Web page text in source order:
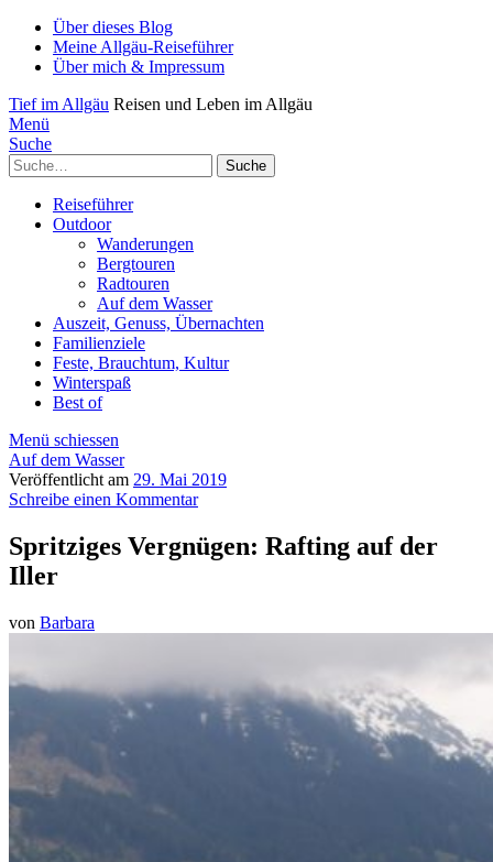
Über dieses Blog
Meine Allgäu-Reiseführer
Über mich & Impressum
Tief im Allgäu Reisen und Leben im Allgäu
Menü
Suche
Suche
Reiseführer
Outdoor
Wanderungen
Bergtouren
Radtouren
Auf dem Wasser
Auszeit, Genuss, Übernachten
Familienziele
Feste, Brauchtum, Kultur
Winterspaß
Best of
Menü schiessen
Auf dem Wasser
Veröffentlicht am 29. Mai 2019
Schreibe einen Kommentar
Spritziges Vergnügen: Rafting auf der
Iller
von Barbara